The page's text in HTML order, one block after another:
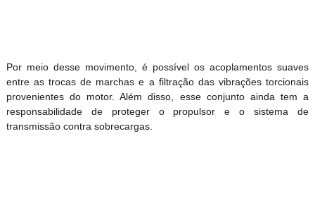
Por meio desse movimento, é possível os acoplamentos suaves
entre as trocas de marchas e a filtração das vibrações torcionais
provenientes do motor. Além disso, esse conjunto ainda tem a
responsabilidade de proteger o propulsor e o sistema de
transmissão contra sobrecargas.